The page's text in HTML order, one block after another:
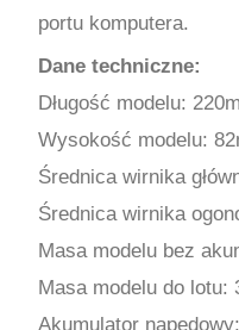
portu komputera.
Dane techniczne:
Długość modelu:
Wysokość modelu:
Średnica wirnika
Średnica wirnika
Masa modelu bez
Masa modelu do lotu:
Akumulator